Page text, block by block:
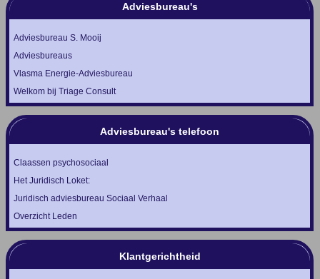
Adviesbureau's
Adviesbureau S. Mooij
Adviesbureaus
Vlasma Energie-Adviesbureau
Welkom bij Triage Consult
Adviesbureau's telefoon
Claassen psychosociaal
Het Juridisch Loket:
Juridisch adviesbureau Sociaal Verhaal
Overzicht Leden
Klantgerichtheid